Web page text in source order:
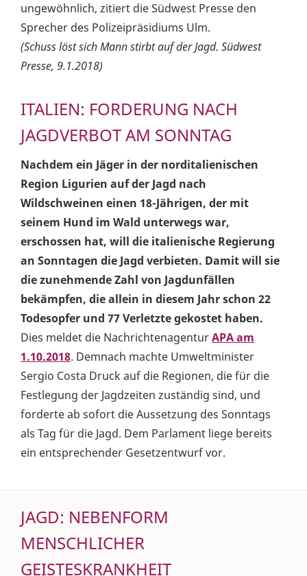
ungewöhnlich, zitiert die Südwest Presse den
Sprecher des Polizeipräsidiums Ulm.
(Schuss löst sich Mann stirbt auf der Jagd. Südwest
Presse, 9.1.2018)
ITALIEN: FORDERUNG NACH
JAGDVERBOT AM SONNTAG
Nachdem ein Jäger in der norditalienischen
Region Ligurien auf der Jagd nach
Wildschweinen einen 18-Jährigen, der mit
seinem Hund im Wald unterwegs war,
erschossen hat, will die italienische Regierung
an Sonntagen die Jagd verbieten. Damit will sie
die zunehmende Zahl von Jagdunfällen
bekämpfen, die allein in diesem Jahr schon 22
Todesopfer und 77 Verletzte gekostet haben.
Dies meldet die NachrichtenagenturAPA am
1.10.2018. Demnach machte Umweltminister
Sergio Costa Druck auf die Regionen, die für die
Festlegung der Jagdzeiten zuständig sind, und
forderte ab sofort die Aussetzung des Sonntags
als Tag für die Jagd. Dem Parlament liege bereits
ein entsprechender Gesetzentwurf vor.
JAGD: NEBENFORM
MENSCHLICHER
GEISTESKRANKHEIT